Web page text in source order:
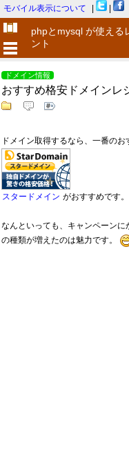
モバイル表示について
phpとmysql が使える
ント
ドメイン情報
おすすめ格安ドメインレ
ドメイン取得するなら、一番のお
スタードメイン がおすすめです。
なんといっても、キャンペーン
の種類が増えたのは魅力です。